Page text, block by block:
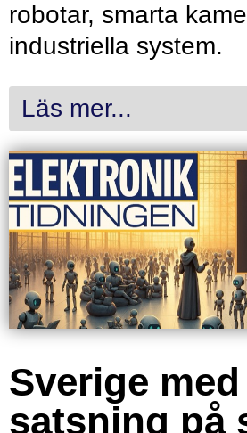
robotar, smarta
industriella system.
Läs mer...
Sverige
satsning på